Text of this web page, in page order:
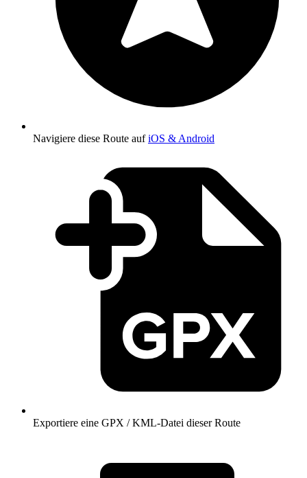
Navigiere diese Route aufiOS & Android
Exportiere eine GPX / KML-Datei dieser Route